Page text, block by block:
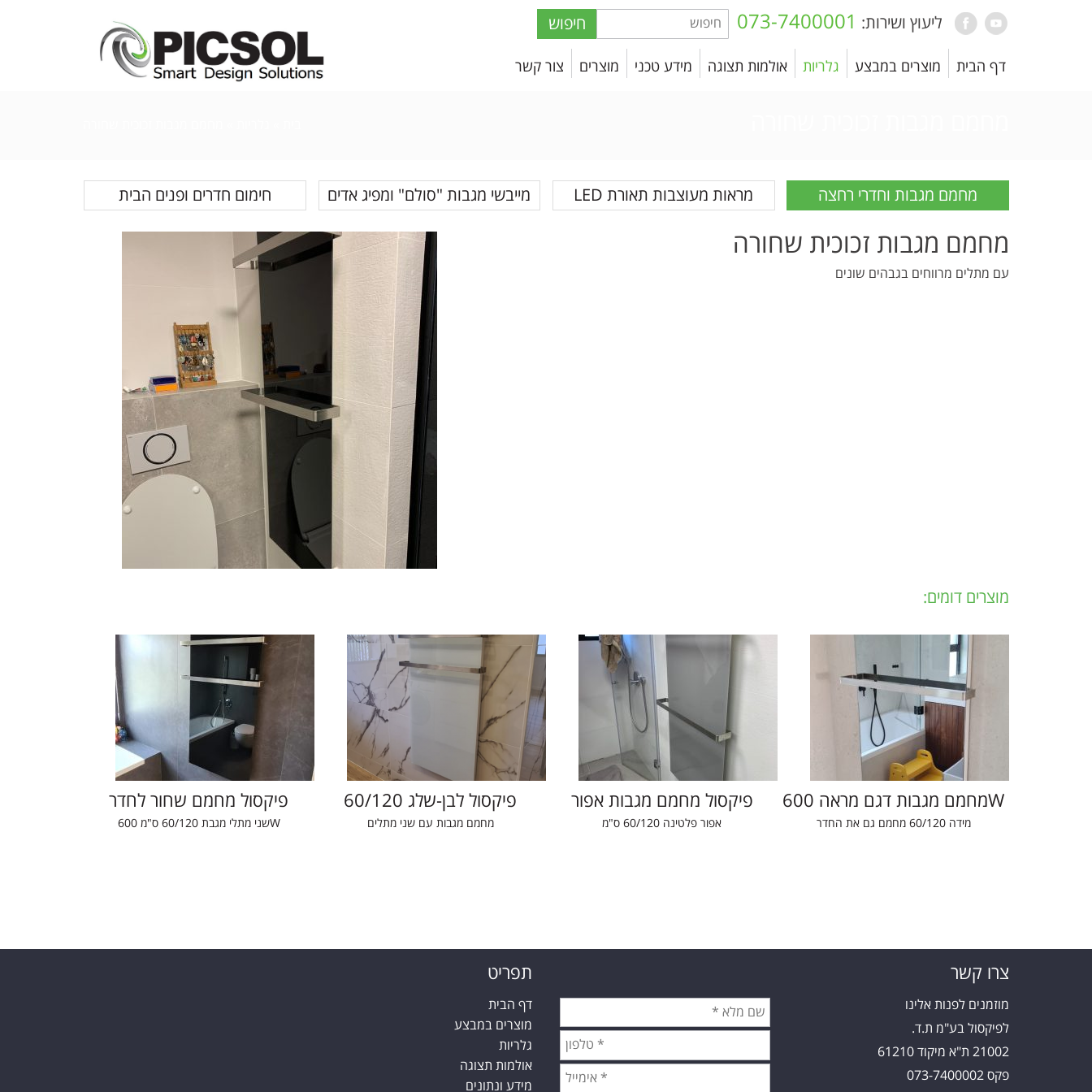
ליעוץ ושירות: 073-7400001 חיפוש
דף הבית מוצרים במבצע גלריות אולמות תצוגה מידע טכני מוצרים צור קשר
מחמם מגבות וחדרי רחצה מראות מעוצבות תאורת LED מייבשי מגבות "סולם" ומפיג אדים חימום חדרים ופנים הבית
מחמם מגבות זכוכית שחורה
עם מתלים מרווחים בגבהים שונים
מוצרים דומים:
פיקסול מחמם שחור לחדר
שני מתלי מגבת 60/120 ס"מ 600W
פיקסול לבן-שלג 60/120
מחמם מגבות עם שני מתלים
פיקסול מחמם מגבות אפור
אפור פלטינה 60/120 ס"מ
מחמם מגבות דגם מראה 600W
מידה 60/120 מחמם גם את החדר
צרו קשר
מוזמנים לפנות אלינו
לפיקסול בע"מ ת.ד.
21002 ת"א מיקוד 61210
פקס 073-7400002
תפריט
דף הבית
מוצרים במבצע
גלריות
אולמות תצוגה
מידע ונתונים